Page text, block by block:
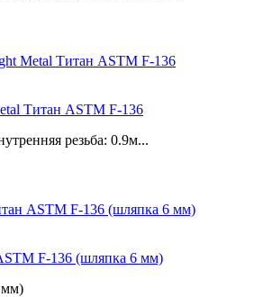
Титан ASTM F-136
резьба: 0.9м...
F-136 (шляпка 6 мм)
мм)